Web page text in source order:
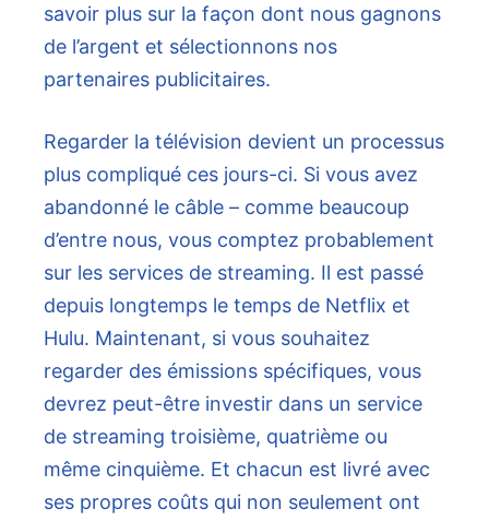
savoir plus sur la façon dont nous gagnons
de l’argent et sélectionnons nos
partenaires publicitaires.
Regarder la télévision devient un processus
plus compliqué ces jours-ci. Si vous avez
abandonné le câble – comme beaucoup
d’entre nous, vous comptez probablement
sur les services de streaming. Il est passé
depuis longtemps le temps de Netflix et
Hulu. Maintenant, si vous souhaitez
regarder des émissions spécifiques, vous
devrez peut-être investir dans un service
de streaming troisième, quatrième ou
même cinquième. Et chacun est livré avec
ses propres coûts qui non seulement ont